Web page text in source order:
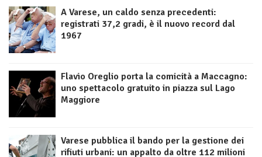
A Varese, un caldo senza precedenti:
registrati 37,2 gradi, è il nuovo record dal
1967
Flavio Oreglio porta la comicità a Maccagno:
uno spettacolo gratuito in piazza sul Lago
Maggiore
Varese pubblica il bando per la gestione dei
rifiuti urbani: un appalto da oltre 112 milioni